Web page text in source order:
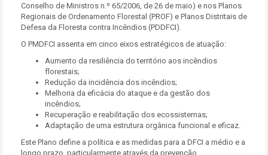
Conselho de Ministros n.º 65/2006, de 26 de maio) e nos Planos
Regionais de Ordenamento Florestal (PROF) e Planos Distritais de
Defesa da Floresta contra Incêndios (PDDFCI).
O PMDFCI assenta em cinco eixos estratégicos de atuação:
Aumento da resiliência do território aos incêndios
florestais;
Redução da incidência dos incêndios;
Melhoria da eficácia do ataque e da gestão dos
incêndios;
Recuperação e reabilitação dos ecossistemas;
Adaptação de uma estrutura orgânica funcional e eficaz.
Este Plano define a política e as medidas para a DFCI a médio e a
longo prazo, particularmente através da prevenção,